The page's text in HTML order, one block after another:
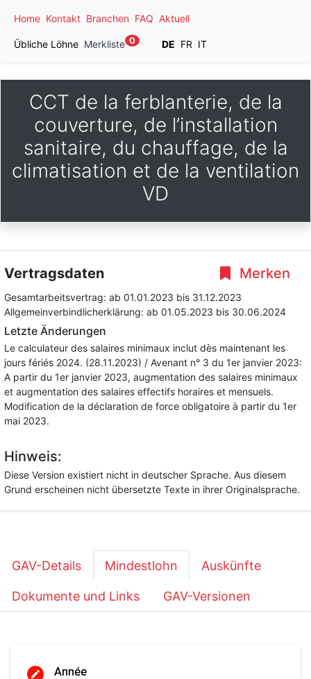
Home Kontakt Branchen FAQ Aktuell
Übliche Löhne Merkliste 0 DE FR IT
CCT de la ferblanterie, de la
couverture, de l’installation
sanitaire, du chauffage, de la
climatisation et de la ventilation
VD
Merken
Vertragsdaten
Gesamtarbeitsvertrag: ab 01.01.2023 bis 31.12.2023
Allgemeinverbindlicherklärung: ab 01.05.2023 bis 30.06.2024
Letzte Änderungen
Le calculateur des salaires minimaux inclut dès maintenant les
jours fériés 2024. (28.11.2023) / Avenant n° 3 du 1er janvier 2023:
A partir du 1er janvier 2023, augmentation des salaires minimaux
et augmentation des salaires effectifs horaires et mensuels.
Modification de la déclaration de force obligatoire à partir du 1er
mai 2023.
Hinweis:
Diese Version existiert nicht in deutscher Sprache. Aus diesem
Grund erscheinen nicht übersetzte Texte in ihrer Originalsprache.
GAV-Details Mindestlohn Auskünfte
Dokumente und Links GAV-Versionen
Année